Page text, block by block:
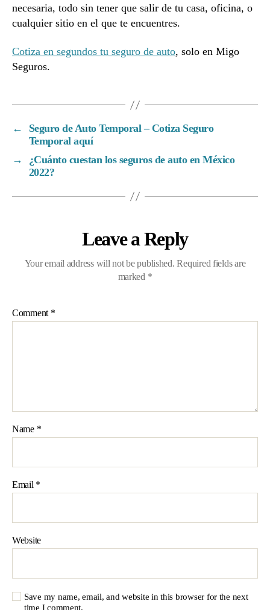
necesaria, todo sin tener que salir de tu casa, oficina, o
cualquier sitio en el que te encuentres.
Cotiza en segundos tu seguro de auto, solo en Migo
Seguros.
←
Seguro de Auto Temporal – Cotiza Seguro
Temporal aquí
→
¿Cuánto cuestan los seguros de auto en México
2022?
Leave a Reply
Your email address will not be published. Required fields are
marked *
Comment *
Name *
Email *
Website
Save my name, email, and website in this browser for the next
time I comment.